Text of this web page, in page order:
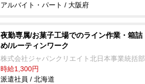
アルバイト・パート / 大阪府
夜勤専属/お菓子工場でのライン作業・箱詰
め/ルーティンワーク
株式会社ジャパンクリエイト北日本事業統括部
時給1,300円
派遣社員 / 北海道